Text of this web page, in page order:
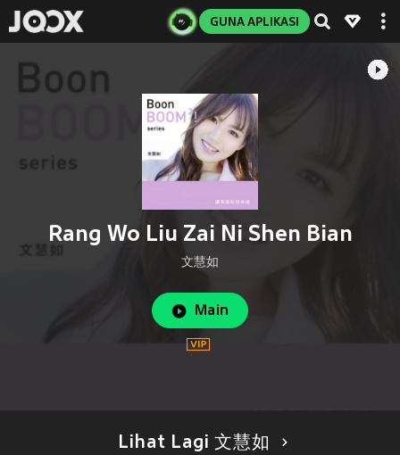
GUNA APLIKASI
Rang Wo Liu Zai Ni Shen Bian
文慧如
Main
Lihat Lagi 文慧如